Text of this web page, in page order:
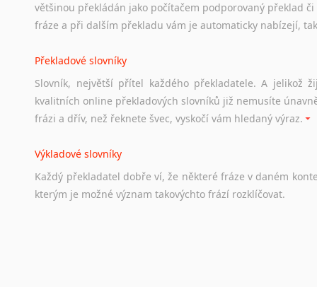
Soubor odkazů užitečných všem, kteří uvažují o studiu v
a zázemí, australské univerzity a samozřejmě i osobní
Práce v Austrálii
Odkazy poskytující cenné informace nekomerčního
hledat práci na internetu případně osobní zkušenosti
Hledáte-li
práci
stejná obecná pravidla, jako pro český životopis. Tak dost
většinou překládán jako počítačem podporovaný překlad
fráze a při dalším překladu vám je automaticky nabízejí,
Překladové slovníky
Slovník, největší přítel každého překladatele. A jelikož
kvalitních online překladových slovníků již nemusíte
frázi a dřív, než řeknete švec, vyskočí vám hledaný výraz.
Výkladové slovníky
Každý překladatel dobře ví, že některé fráze v daném
kterým je možné význam takovýchto frází rozklíčovat.